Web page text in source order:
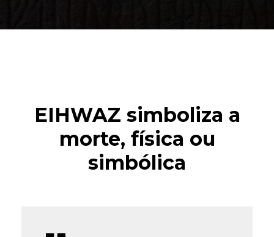
EIHWAZ simboliza a
morte, física ou
simbólica